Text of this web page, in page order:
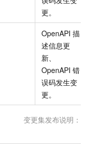
更。
OpenAPI 描
述信息更
新、
OpenAPI 错
误码发生变
更。
变更集发布说明：